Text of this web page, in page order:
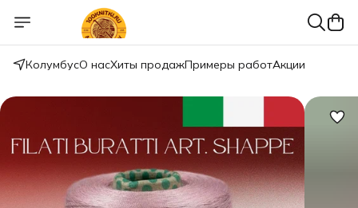
КолумбусО насХиты продажПримеры работАкции